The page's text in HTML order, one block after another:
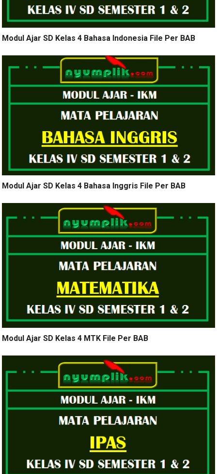
Modul Ajar SD Kelas 4 Bahasa Indonesia File Per BAB
Modul Ajar SD Kelas 4 Bahasa Inggris File Per BAB
Modul Ajar SD Kelas 4 MTK File Per BAB